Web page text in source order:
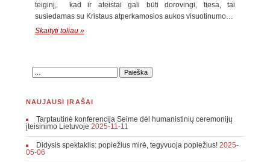
teiginį, kad ir ateistai gali būti dorovingi, tiesa, tai
susiedamas su Kristaus atperkamosios aukos visuotinumo…
Skaityti toliau »
NAUJAUSI ĮRAŠAI
Tarptautinė konferencija Seime dėl humanistinių ceremonijų
įteisinimo Lietuvoje 2025-11-11
Didysis spektaklis: popiežius mirė, tegyvuoja popiežius! 2025-
05-06